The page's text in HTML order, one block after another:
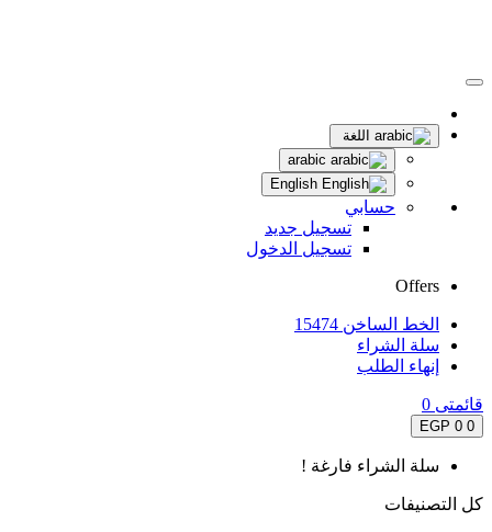
اللغة
حسابي
تسجيل جديد
تسجيل الدخول
Offers
الخط الساخن 15474
سلة الشراء
إنهاء الطلب
قائمتى 0
0
0 EGP
سلة الشراء فارغة !
كل التصنيفات